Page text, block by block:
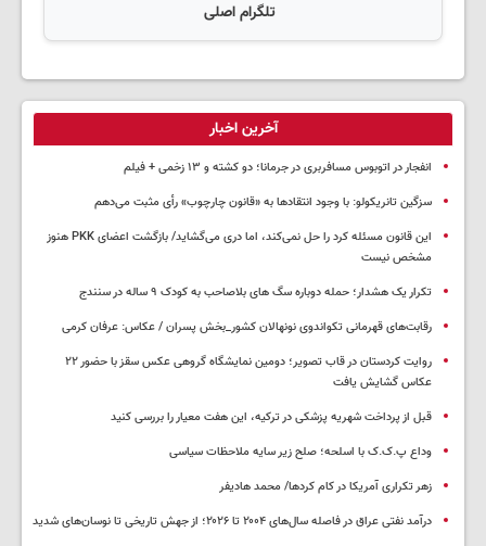
تلگرام اصلی
آخرین اخبار
انفجار در اتوبوس مسافربری در جرمانا؛ دو کشته و ۱۳ زخمی + فیلم
سزگین تانریکولو: با وجود انتقادها به «قانون چارچوب» رأی مثبت می‌دهم
این قانون مسئله کرد را حل نمی‌کند، اما دری می‌گشاید/ بازگشت اعضای PKK هنوز
مشخص نیست
تکرار یک هشدار؛ حمله دوباره سگ های بلاصاحب به کودک ۹ ساله در سنندج
رقابت‌های قهرمانی تکواندوی نونهالان کشور_بخش پسران / عکاس: عرفان کرمی
روایت کردستان در قاب تصویر؛ دومین نمایشگاه گروهی عکس سقز با حضور ۲۲
عکاس گشایش یافت
قبل از پرداخت شهریه پزشکی در ترکیه، این هفت معیار را بررسی کنید
وداع پ.ک.ک با اسلحه؛ صلح زیر سایه ملاحظات سیاسی
زهر تکراری آمریکا در کام کردها/ محمد هادیفر
درآمد نفتی عراق در فاصله سال‌های ۲۰۰۴ تا ۲۰۲۶؛ از جهش تاریخی تا نوسان‌های شدید